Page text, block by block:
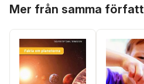
Mer från samma